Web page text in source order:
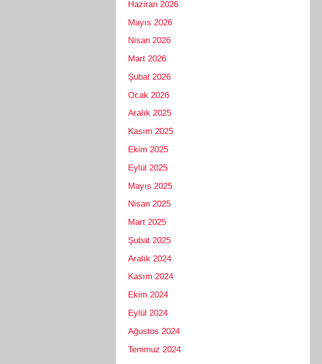
Haziran 2026
Mayıs 2026
Nisan 2026
Mart 2026
Şubat 2026
Ocak 2026
Aralık 2025
Kasım 2025
Ekim 2025
Eylül 2025
Mayıs 2025
Nisan 2025
Mart 2025
Şubat 2025
Aralık 2024
Kasım 2024
Ekim 2024
Eylül 2024
Ağustos 2024
Temmuz 2024